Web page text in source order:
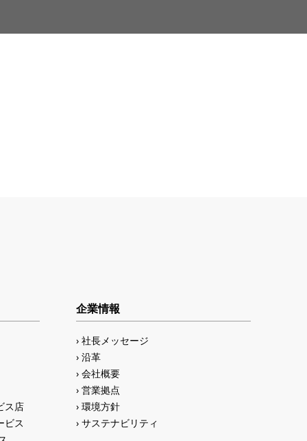
ス店
ビス
企業情報
社長メッセージ
沿革
会社概要
営業拠点
環境方針
サステナビリティ